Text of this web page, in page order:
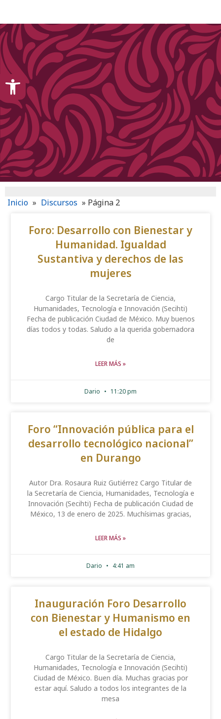
Inicio » Discursos » Página 2
Foro: Desarrollo con Bienestar y
Humanidad. Igualdad
Sustantiva y derechos de las
mujeres
Cargo Titular de la Secretaría de Ciencia,
Humanidades, Tecnología e Innovación (Secihti)
Fecha de publicación Ciudad de México. Muy buenos
días todos y todas. Saludo a la querida gobernadora
de
LEER MÁS »
Dario 11:20 pm
Foro “Innovación pública para el
desarrollo tecnológico nacional”
en Durango
Autor Dra. Rosaura Ruiz Gutiérrez Cargo Titular de
la Secretaría de Ciencia, Humanidades, Tecnología e
Innovación (Secihti) Fecha de publicación Ciudad de
México, 13 de enero de 2025. Muchísimas gracias,
LEER MÁS »
Dario 4:41 am
Inauguración Foro Desarrollo
con Bienestar y Humanismo en
el estado de Hidalgo
Cargo Titular de la Secretaría de Ciencia,
Humanidades, Tecnología e Innovación (Secihti)
Ciudad de México. Buen día. Muchas gracias por
estar aquí. Saludo a todos los integrantes de la
mesa
Open toolbar